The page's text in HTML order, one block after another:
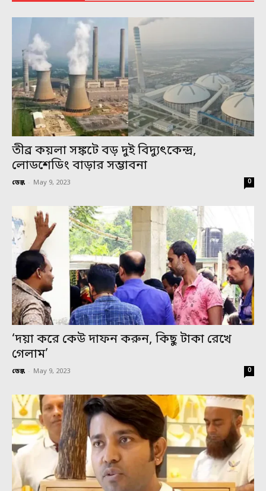
তীব্র কয়লা সঙ্কটে বড় দুই বিদ্যুৎকেন্দ্র,
লোডশেডিং বাড়ার সম্ভাবনা
ডেস্ক - May 9, 2023 0
‘দয়া করে কেউ দাফন করুন, কিছু টাকা রেখে
গেলাম’
ডেস্ক - May 9, 2023 0